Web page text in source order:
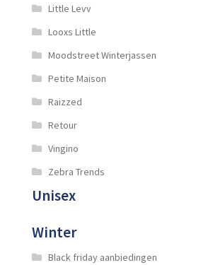
Little Levv
Looxs Little
Moodstreet Winterjassen
Petite Maison
Raizzed
Retour
Vingino
Zebra Trends
Unisex
Winter
Black friday aanbiedingen